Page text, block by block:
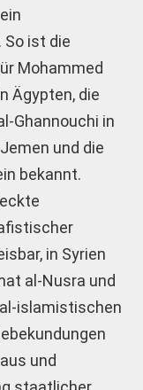
ist die
Mohammed
Ägypten, die
Ghannouchi in
und die
bekannt.
in Syrien
al-Nusra und
islamistischen
und